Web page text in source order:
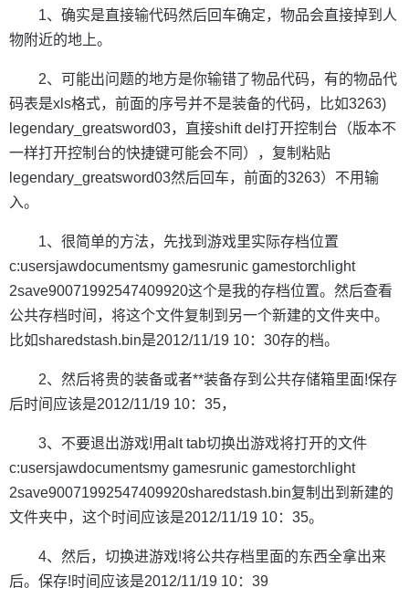
1、确实是直接输代码然后回车确定，物品会直接掉到人
物附近的地上。
2、可能出问题的地方是你输错了物品代码，有的物品代
码表是xls格式，前面的序号并不是装备的代码，比如3263)
legendary_greatsword03，直接shift del打开控制台（版本不
一样打开控制台的快捷键可能会不同），复制粘贴
legendary_greatsword03然后回车，前面的3263）不用输
入。
1、很简单的方法，先找到游戏里实际存档位置
c:usersjawdocumentsmy gamesrunic gamestorchlight
2save90071992547409920这个是我的存档位置。然后查看
公共存档时间，将这个文件复制到另一个新建的文件夹中。
比如sharedstash.bin是2012/11/19 10：30存的档。
2、然后将贵的装备或者**装备存到公共存储箱里面!保存
后时间应该是2012/11/19 10：35，
3、不要退出游戏!用alt tab切换出游戏将打开的文件
c:usersjawdocumentsmy gamesrunic gamestorchlight
2save90071992547409920sharedstash.bin复制出到新建的
文件夹中，这个时间应该是2012/11/19 10：35。
4、然后，切换进游戏!将公共存档里面的东西全拿出来
后。保存!时间应该是2012/11/19 10：39